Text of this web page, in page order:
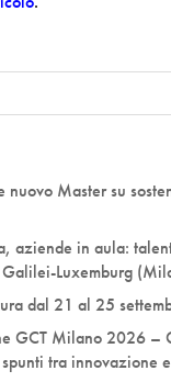
nuovo Master su
aziende in aula:
Luxemburg
dal 21 al 25
GCT Milano 2026 –
tra innovazione